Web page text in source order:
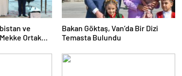
ve
Ortak
Bakan Göktaş, Van’da Bir Dizi
Temasta Bulundu